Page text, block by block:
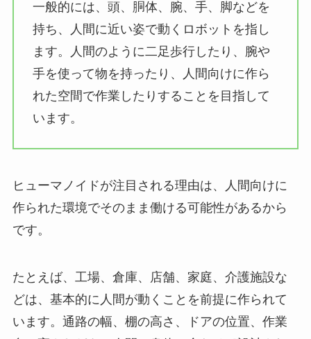
一般的には、頭、胴体、腕、手、脚などを
持ち、人間に近い姿で動くロボットを指し
ます。人間のように二足歩行したり、腕や
手を使って物を持ったり、人間向けに作ら
れた空間で作業したりすることを目指して
います。
ヒューマノイドが注目される理由は、人間向けに
作られた環境でそのまま働ける可能性があるから
です。
たとえば、工場、倉庫、店舗、家庭、介護施設な
どは、基本的に人間が動くことを前提に作られて
います。通路の幅、棚の高さ、ドアの位置、作業